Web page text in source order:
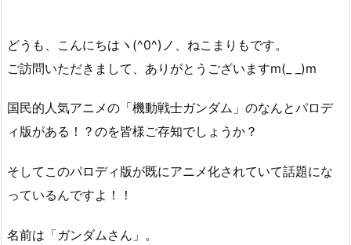
どうも、こんにちはヽ(^0^)ノ、ねこまりもです。
ご訪問いただきまして、ありがとうございますm(_ _)m
国民的人気アニメの「機動戦士ガンダム」のなんとパロデ
ィ版がある！？のを皆様ご存知でしょうか？
そしてこのパロディ版が既にアニメ化されていて話題にな
っているんですよ！！
名前は「ガンダムさん」。